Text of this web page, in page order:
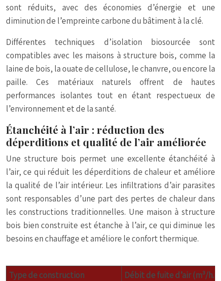
sont réduits, avec des économies d’énergie et une
diminution de l’empreinte carbone du bâtiment à la clé.
Différentes techniques d’isolation biosourcée sont
compatibles avec les maisons à structure bois, comme la
laine de bois, la ouate de cellulose, le chanvre, ou encore la
paille. Ces matériaux naturels offrent de hautes
performances isolantes tout en étant respectueux de
l’environnement et de la santé.
Étanchéité à l’air : réduction des
déperditions et qualité de l’air améliorée
Une structure bois permet une excellente étanchéité à
l’air, ce qui réduit les déperditions de chaleur et améliore
la qualité de l’air intérieur. Les infiltrations d’air parasites
sont responsables d’une part des pertes de chaleur dans
les constructions traditionnelles. Une maison à structure
bois bien construite est étanche à l’air, ce qui diminue les
besoins en chauffage et améliore le confort thermique.
Type de construction
Débit de fuite d’air (m³/